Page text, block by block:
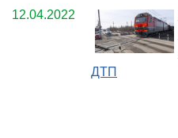
12.04.2022
ДТП